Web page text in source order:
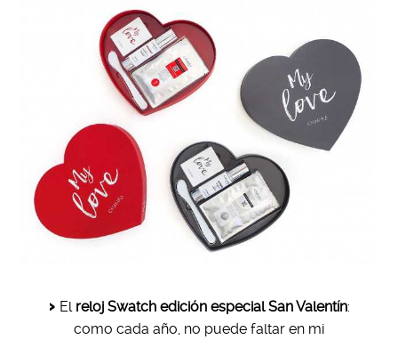
El reloj Swatch edición especial San Valentín:
como cada año, no puede faltar en mi